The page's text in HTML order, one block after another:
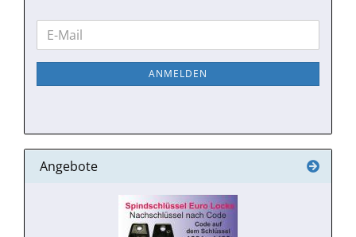
WEITER
ZUR
NEWSLETTER-
E-
Mail
ANMELDEN
Angebote